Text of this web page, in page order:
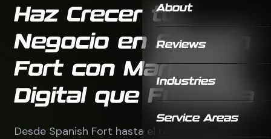
About
Reviews
Industries
Service Areas
Haz Crecer tu
Negocio en Spanish
Fort con Marketing
Digital que Funciona
Desde Spanish Fort hasta el resto de Mobile,